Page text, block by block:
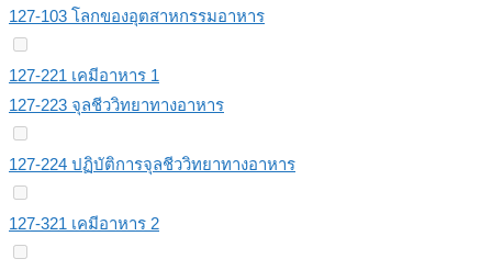
127-103 โลกของอุตสาหกรรมอาหาร
127-221 เคมีอาหาร 1
127-223 จุลชีววิทยาทางอาหาร
127-224 ปฏิบัติการจุลชีววิทยาทางอาหาร
127-321 เคมีอาหาร 2